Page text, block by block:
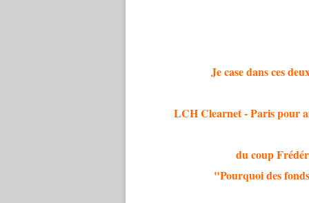
Je case dans ces
LCH Clearnet - Paris pour
du coup
"Pourquoi des